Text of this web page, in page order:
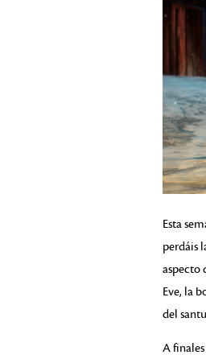
Esta
perdáis
aspecto
Eve, la
del
A